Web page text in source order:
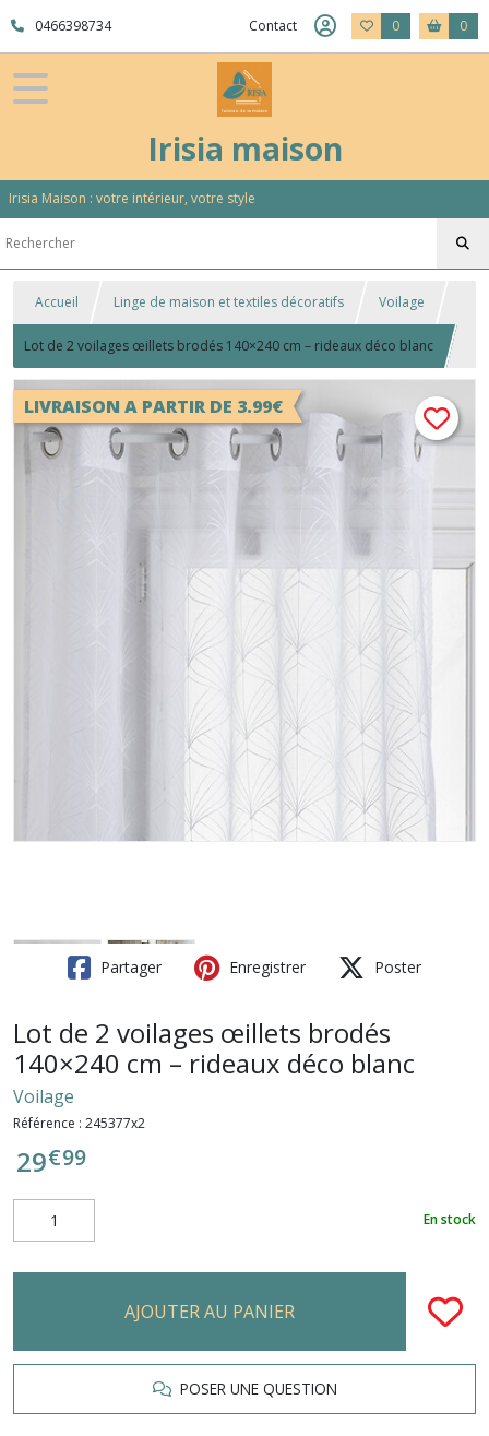
0466398734 Contact 0 0
Irisia maison
Irisia Maison : votre intérieur, votre style
Accueil Linge de maison et textiles décoratifs Voilage
Lot de 2 voilages œillets brodés 140×240 cm – rideaux déco blanc
LIVRAISON A PARTIR DE 3.99€
Partager Enregistrer Poster
Lot de 2 voilages œillets brodés
140×240 cm – rideaux déco blanc
Voilage
Référence : 245377x2
29€99
En stock
AJOUTER AU PANIER
POSER UNE QUESTION